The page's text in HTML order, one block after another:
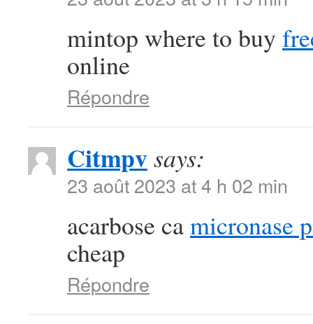
mintop where to buy
online
Répondre
Citmpvsays:
23 août 2023 at 4 h 02 min
acarbose camicronase
cheap
Répondre